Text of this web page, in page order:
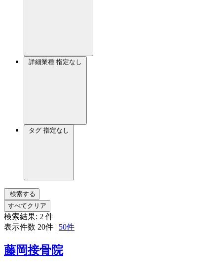
詳細業種 指定なし
タグ 指定なし
検索する
すべてクリア
検索結果: 2 件
表示件数 20件 | 50件
藤岡接骨院